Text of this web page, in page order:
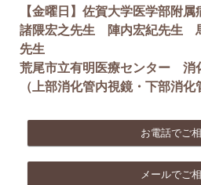
【金曜日】佐賀大学医学部附
諸隈宏之先生 陣内宏紀先生
先生
荒尾市立有明医療センター 消
（上部消化管内視鏡・下部消
お電話でご
メールでご